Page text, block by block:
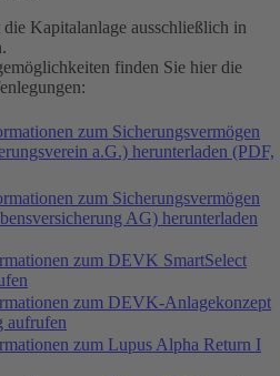
Kapitalanlage ausschließlich in
finden Sie hier die
zum Sicherungsvermögen
a.G.) herunterladen (PDF,
zum Sicherungsvermögen
AG) herunterladen
zum DEVK SmartSelect
zum DEVK-Anlagekonzept
aufrufen
zum Lupus Alpha Return I